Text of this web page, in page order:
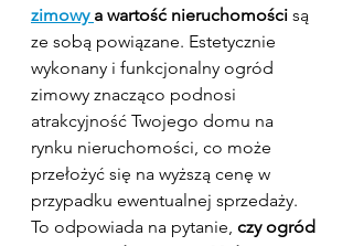
zimowy a wartość nieruchomości są
ze sobą powiązane. Estetycznie
wykonany i funkcjonalny ogród
zimowy znacząco podnosi
atrakcyjność Twojego domu na
rynku nieruchomości, co może
przełożyć się na wyższą cenę w
przypadku ewentualnej sprzedaży.
To odpowiada na pytanie, czy ogród